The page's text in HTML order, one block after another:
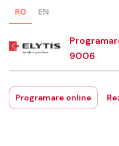
RO EN
9006
Programare online